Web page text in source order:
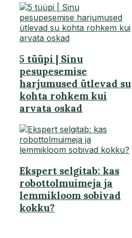
5 tüüpi | Sinu
pesupesemise
harjumused ütlevad su
kohta rohkem kui
arvata oskad
Ekspert selgitab: kas
robottolmuimeja ja
lemmikloom sobivad
kokku?